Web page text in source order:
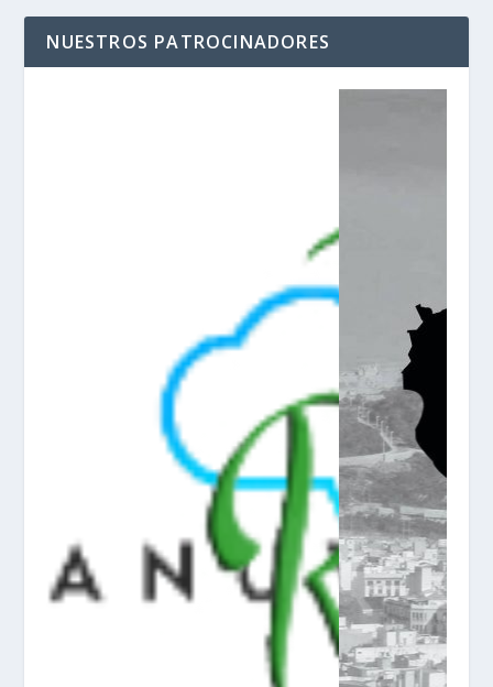
NUESTROS PATROCINADORES